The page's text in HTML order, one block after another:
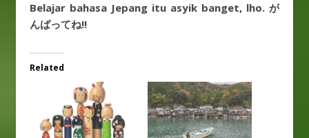
Belajar bahasa Jepang itu asyik banget, lho. が
んばってね!!
Related